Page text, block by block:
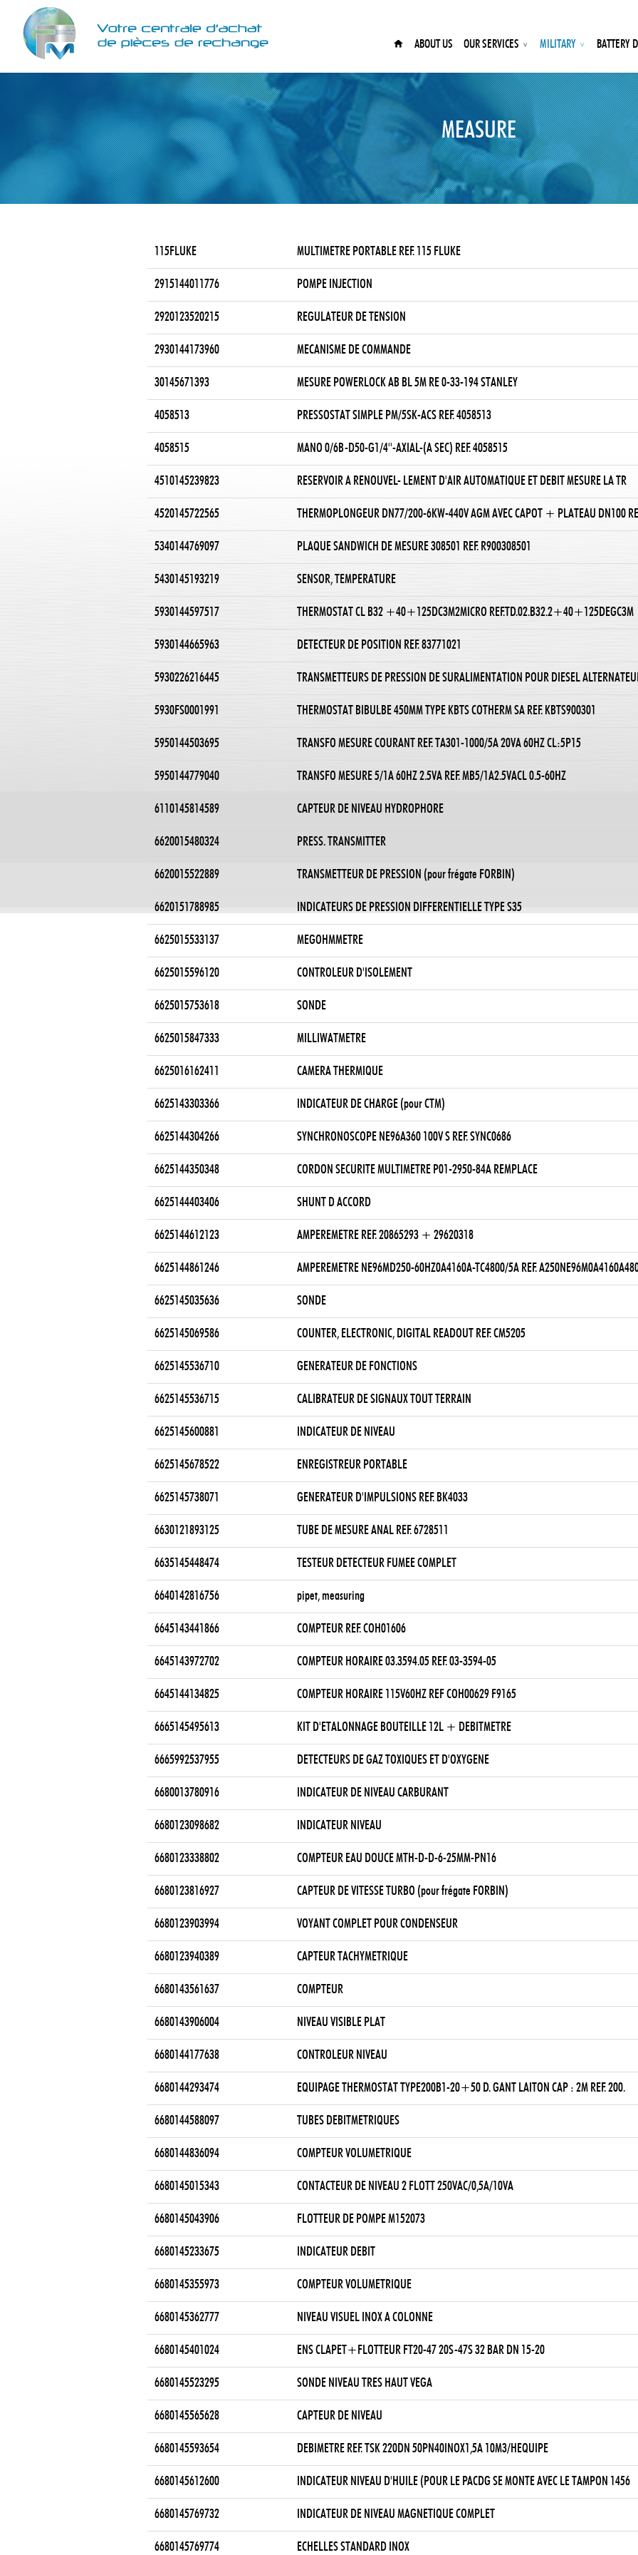
ABOUT US OUR SERVICES MILITARY BATTERY
MEASURE
115FLUKE MULTIMETRE PORTABLE REF. 115 FLUKE
2915144011776 POMPE INJECTION
2920123520215 REGULATEUR DE TENSION
2930144173960 MECANISME DE COMMANDE
30145671393 MESURE POWERLOCK AB BL 5M RE 0-33-194 STANLEY
4058513 PRESSOSTAT SIMPLE PM/5SK-ACS REF. 4058513
4058515 MANO 0/6B-D50-G1/4''-AXIAL-(A SEC) REF. 4058515
4510145239823 RESERVOIR A RENOUVEL- LEMENT D'AIR AUTOMATIQUE ET DEBIT MESURE LA TR
4520145722565 THERMOPLONGEUR DN77/200-6KW-440V AGM AVEC CAPOT + PLATEAU DN100
5340144769097 PLAQUE SANDWICH DE MESURE 308501 REF. R900308501
5430145193219 SENSOR, TEMPERATURE
5930144597517 THERMOSTAT CL B32 +40+125DC3M2MICRO REF.TD.02.B32.2+40+125DEGC3M
5930144665963 DETECTEUR DE POSITION REF. 83771021
5930226216445 TRANSMETTEURS DE PRESSION DE SURALIMENTATION POUR DIESEL
5930FS0001991 THERMOSTAT BIBULBE 450MM TYPE KBTS COTHERM SA REF. KBTS900301
5950144503695 TRANSFO MESURE COURANT REF. TA301-1000/5A 20VA 60HZ CL:5P15
5950144779040 TRANSFO MESURE 5/1A 60HZ 2.5VA REF. MB5/1A2.5VACL 0.5-60HZ
6110145814589 CAPTEUR DE NIVEAU HYDROPHORE
6620015480324 PRESS. TRANSMITTER
6620015522889 TRANSMETTEUR DE PRESSION (pour frégate FORBIN)
6620151788985 INDICATEURS DE PRESSION DIFFERENTIELLE TYPE S35
6625015533137 MEGOHMMETRE
6625015596120 CONTROLEUR D'ISOLEMENT
6625015753618 SONDE
6625015847333 MILLIWATMETRE
6625016162411 CAMERA THERMIQUE
6625143303366 INDICATEUR DE CHARGE (pour CTM)
6625144304266 SYNCHRONOSCOPE NE96A360 100V S REF. SYNC0686
6625144350348 CORDON SECURITE MULTIMETRE P01-2950-84A REMPLACE
6625144403406 SHUNT D ACCORD
6625144612123 AMPEREMETRE REF. 20865293 + 29620318
6625144861246 AMPEREMETRE NE96MD250-60HZ0A4160A-TC4800/5A REF.
6625145035636 SONDE
6625145069586 COUNTER, ELECTRONIC, DIGITAL READOUT REF. CM5205
6625145536710 GENERATEUR DE FONCTIONS
6625145536715 CALIBRATEUR DE SIGNAUX TOUT TERRAIN
6625145600881 INDICATEUR DE NIVEAU
6625145678522 ENREGISTREUR PORTABLE
6625145738071 GENERATEUR D'IMPULSIONS REF. BK4033
6630121893125 TUBE DE MESURE ANAL REF. 6728511
6635145448474 TESTEUR DETECTEUR FUMEE COMPLET
6640142816756 pipet, measuring
6645143441866 COMPTEUR REF. COH01606
6645143972702 COMPTEUR HORAIRE 03.3594.05 REF. 03-3594-05
6645144134825 COMPTEUR HORAIRE 115V60HZ REF COH00629 F9165
6665145495613 KIT D'ETALONNAGE BOUTEILLE 12L + DEBITMETRE
6665992537955 DETECTEURS DE GAZ TOXIQUES ET D'OXYGENE
6680013780916 INDICATEUR DE NIVEAU CARBURANT
6680123098682 INDICATEUR NIVEAU
6680123338802 COMPTEUR EAU DOUCE MTH-D-D-6-25MM-PN16
6680123816927 CAPTEUR DE VITESSE TURBO (pour frégate FORBIN)
6680123903994 VOYANT COMPLET POUR CONDENSEUR
6680123940389 CAPTEUR TACHYMETRIQUE
6680143561637 COMPTEUR
6680143906004 NIVEAU VISIBLE PLAT
6680144177638 CONTROLEUR NIVEAU
6680144293474 EQUIPAGE THERMOSTAT TYPE200B1-20+50 D. GANT LAITON CAP : 2M REF. 200.
6680144588097 TUBES DEBITMETRIQUES
6680144836094 COMPTEUR VOLUMETRIQUE
6680145015343 CONTACTEUR DE NIVEAU 2 FLOTT 250VAC/0,5A/10VA
6680145043906 FLOTTEUR DE POMPE M152073
6680145233675 INDICATEUR DEBIT
6680145355973 COMPTEUR VOLUMETRIQUE
6680145362777 NIVEAU VISUEL INOX A COLONNE
6680145401024 ENS CLAPET+FLOTTEUR FT20-47 20S-47S 32 BAR DN 15-20
6680145523295 SONDE NIVEAU TRES HAUT VEGA
6680145565628 CAPTEUR DE NIVEAU
6680145593654 DEBIMETRE REF. TSK 220DN 50PN40INOX1,5A 10M3/HEQUIPE
6680145612600 INDICATEUR NIVEAU D'HUILE (POUR LE PACDG SE MONTE AVEC LE TAMPON 1456
6680145769732 INDICATEUR DE NIVEAU MAGNETIQUE COMPLET
6680145769774 ECHELLES STANDARD INOX